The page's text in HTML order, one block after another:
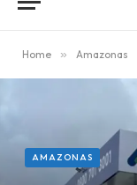
Home » Amazonas
AMAZONAS